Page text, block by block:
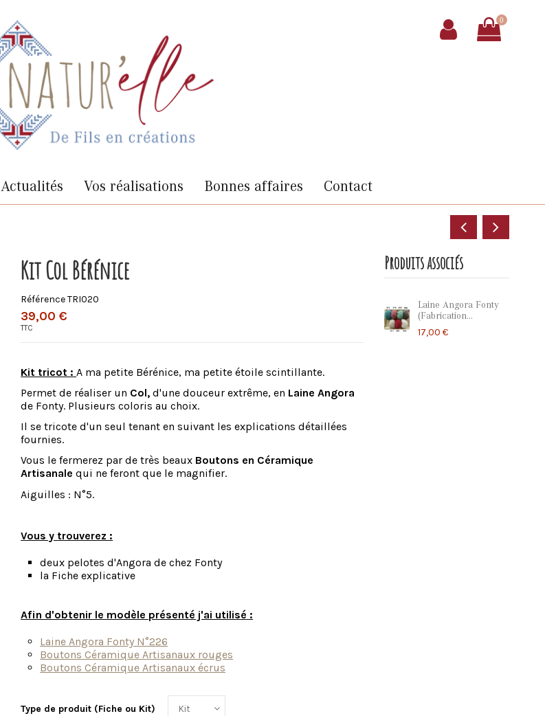
0
Actualités Vos réalisations Bonnes affaires Contact
Kit Col Bérénice
RéférenceTRI020
39,00 €
TTC
Kit tricot : A ma petite Bérénice, ma petite étoile scintillante.
Permet de réaliser un Col,d'une douceur extrême, en Laine Angora
de Fonty. Plusieurs coloris au choix.
Il se tricote d'un seul tenant en suivant les explications détaillées
fournies.
Vous le fermerez par de très beaux Boutons en Céramique
Artisanale qui ne feront que le magnifier.
Aiguilles : N°5.
Vous y trouverez :
deux pelotes d'Angora de chez Fonty
la Fiche explicative
Afin d'obtenir le modèle présenté j'ai utilisé :
Laine Angora Fonty N°226
Boutons Céramique Artisanaux rouges
Boutons Céramique Artisanaux écrus
Type de produit (Fiche ou Kit)
Produits associés
Laine Angora Fonty
(Fabrication...
17,00 €